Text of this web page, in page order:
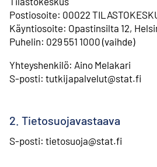
⁠Postiosoite: 00022
⁠Käyntiosoite: Opastinsilta 12,
⁠Puhelin: 029 551 1000 (vaihde)
Yhteyshenkilö: Aino Melakari
⁠S-posti: tutkijapalvelut@stat.fi
2. Tietosuojavastaava
S-posti: tietosuoja@stat.fi